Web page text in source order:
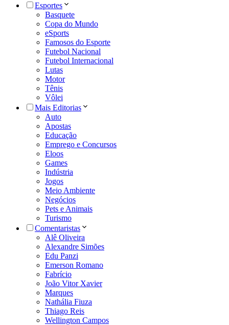
Esportes
Basquete
Copa do Mundo
eSports
Famosos do Esporte
Futebol Nacional
Futebol Internacional
Lutas
Motor
Tênis
Vôlei
Mais Editorias
Auto
Apostas
Educação
Emprego e Concursos
Eloos
Games
Indústria
Jogos
Meio Ambiente
Negócios
Pets e Animais
Turismo
Comentaristas
Alê Oliveira
Alexandre Simões
Edu Panzi
Emerson Romano
Fabrício
João Vitor Xavier
Marques
Nathália Fiuza
Thiago Reis
Wellington Campos